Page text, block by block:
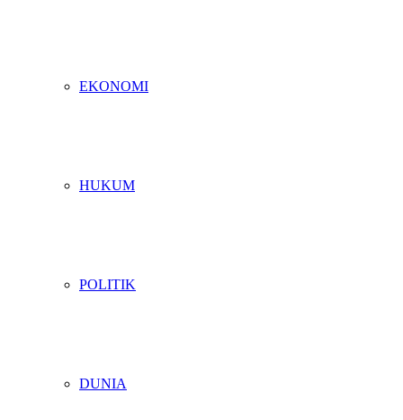
EKONOMI
HUKUM
POLITIK
DUNIA